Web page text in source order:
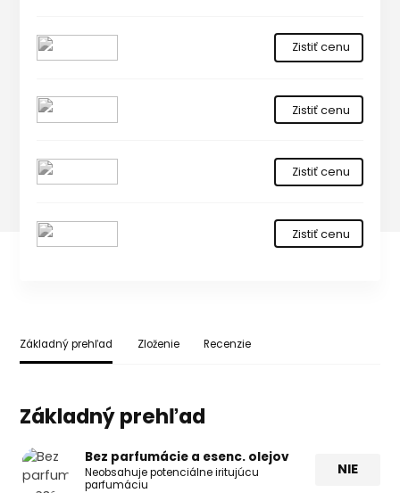
Zistiť cenu
Zistiť cenu
Zistiť cenu
Zistiť cenu
Základný prehľad Zloženie Recenzie
Základný prehľad
Bez parfumácie a esenc. olejov
Neobsahuje potenciálne iritujúcu
parfumáciu
NIE